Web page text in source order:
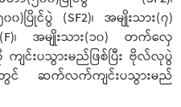
ပြိုင်ပွဲ (SF2)၊ အမျိုးသား(၇)
၊ အမျိုးသား(၁၀) တက်လှေ
ျင်းပသွားမည်ဖြစ်ပြီး ဗိုလ်လုပွဲ
တွင် ဆက်လက်ကျင်းပသွားမည်